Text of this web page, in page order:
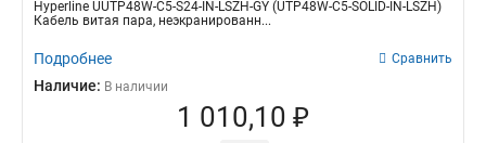
Hyperline UUTP48W-C5-S24-IN-LSZH-GY (UTP48W-C5-SOLID-IN-LSZH)
Кабель витая пара, неэкранированн...
Подробнее Сравнить
Наличие: В наличии
1 010,10 ₽